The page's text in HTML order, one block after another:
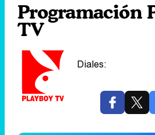
Programación
TV
Diales: